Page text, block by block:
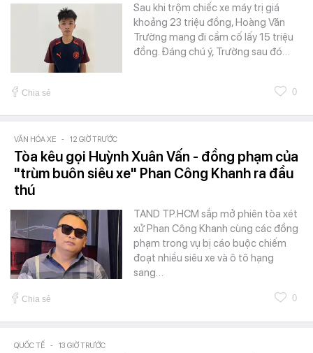
Sau khi trộm chiếc xe máy trị giá
khoảng 23 triệu đồng, Hoàng Văn
Trường mang đi cầm cố lấy 15 triệu
đồng. Đáng chú ý, Trường sau đó…
Chia sẻ 0
VĂN HÓA XE - 12 GIỜ TRƯỚC
Tòa kêu gọi Huỳnh Xuân Vấn - đồng phạm của
"trùm buôn siêu xe" Phan Công Khanh ra đầu
thú
TAND TP.HCM sắp mở phiên tòa xét
xử Phan Công Khanh cùng các đồng
phạm trong vụ bị cáo buộc chiếm
đoạt nhiều siêu xe và ô tô hạng
sang…
Chia sẻ 0
QUỐC TẾ - 13 GIỜ TRƯỚC